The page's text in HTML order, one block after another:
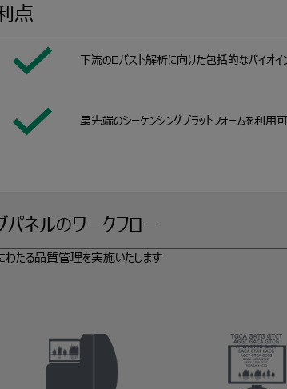
点
下流のロバスト解析に向けた包括的なバイオイン
最先端のシーケンシングプラットフォームを利用
パネルのワークフロー
わたる品質管理を実施いたします